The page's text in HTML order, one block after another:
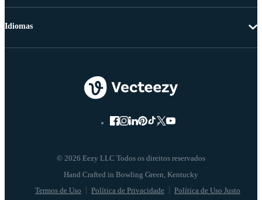
© 2026 Eezy LLC Todos os direitos reservados
Termos de Uso Política de Privacidade Política de Uso Justo
Idiomas